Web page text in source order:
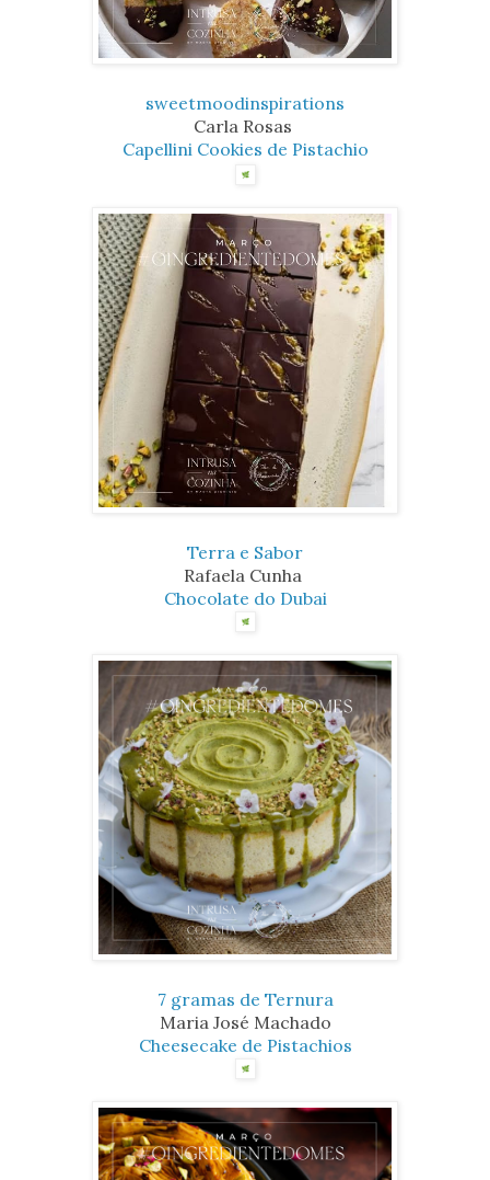
sweetmoodinspirations
Carla Rosas
Capellini Cookies de Pistachio
Terra e Sabor
Rafaela Cunha
Chocolate do Dubai
7 gramas de Ternura
Maria José Machado
Cheesecake de Pistachios